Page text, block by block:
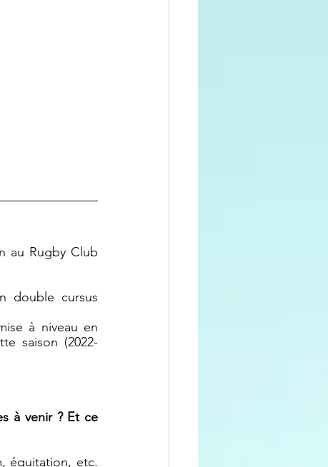
au Rugby Club
double cursus
à niveau en
saison (2022-
à venir ? Et ce
équitation, etc.